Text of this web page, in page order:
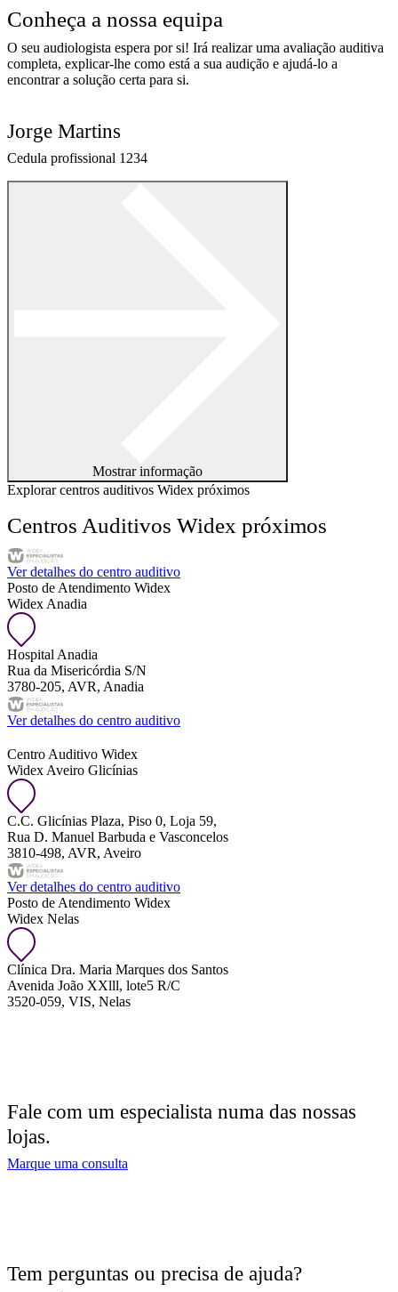
Conheça a nossa equipa
O seu audiologista espera por si! Irá realizar uma avaliação auditiva
completa, explicar-lhe como está a sua audição e ajudá-lo a
encontrar a solução certa para si.
Jorge Martins
Cedula profissional 1234
Mostrar informação
Explorar centros auditivos Widex próximos
Centros Auditivos Widex próximos
Ver detalhes do centro auditivo
Posto de Atendimento Widex
Widex Anadia
Hospital Anadia
Rua da Misericórdia S/N
3780-205, AVR, Anadia
Ver detalhes do centro auditivo
Centro Auditivo Widex
Widex Aveiro Glicínias
C.C. Glicínias Plaza, Piso 0, Loja 59,
Rua D. Manuel Barbuda e Vasconcelos
3810-498, AVR, Aveiro
Ver detalhes do centro auditivo
Posto de Atendimento Widex
Widex Nelas
Clínica Dra. Maria Marques dos Santos
Avenida João XXlll, lote5 R/C
3520-059, VIS, Nelas
Fale com um especialista numa das nossas
lojas.
Marque uma consulta
Tem perguntas ou precisa de ajuda?